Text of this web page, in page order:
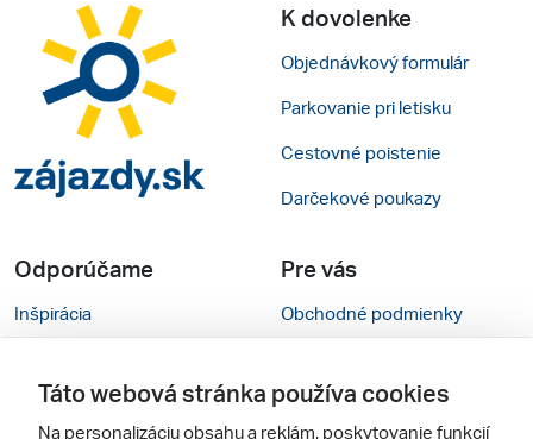
K dovolenke
Objednávkový formulár
Parkovanie pri letisku
Cestovné poistenie
Darčekové poukazy
Odporúčame
Inšpirácia
Cestovné kancelárie
Pre vás
Obchodné podmienky
Nastavenie cookies
Táto webová stránka používa cookies
Na personalizáciu obsahu a reklám, poskytovanie funkcií